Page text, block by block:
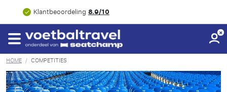
Klantbeoordeling8.9/10
HOME / COMPETITIES